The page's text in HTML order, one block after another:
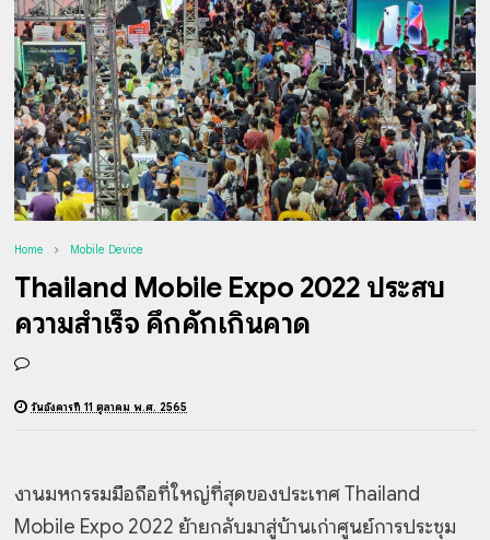
Home Mobile Device
Thailand Mobile Expo 2022 ประสบ
ความสำเร็จ คึกคักเกินคาด
วันอังคารที่ 11 ตุลาคม พ.ศ. 2565
งานมหกรรมมือถือที่ใหญ่ที่สุดของประเทศ Thailand
Mobile Expo 2022 ย้ายกลับมาสู่บ้านเก่าศูนย์การประชุม